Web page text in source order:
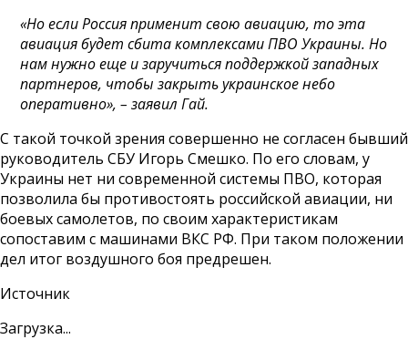
«Но если Россия применит свою авиацию, то эта
авиация будет сбита комплексами ПВО Украины. Но
нам нужно еще и заручиться поддержкой западных
партнеров, чтобы закрыть украинское небо
оперативно», – заявил Гай.
С такой точкой зрения совершенно не согласен бывший
руководитель СБУ Игорь Смешко. По его словам, у
Украины нет ни современной системы ПВО, которая
позволила бы противостоять российской авиации, ни
боевых самолетов, по своим характеристикам
сопоставим с машинами ВКС РФ. При таком положении
дел итог воздушного боя предрешен.
Источник
Загрузка...